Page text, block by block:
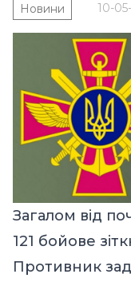
10-
Новини
Загалом від
121 бойове
Противник